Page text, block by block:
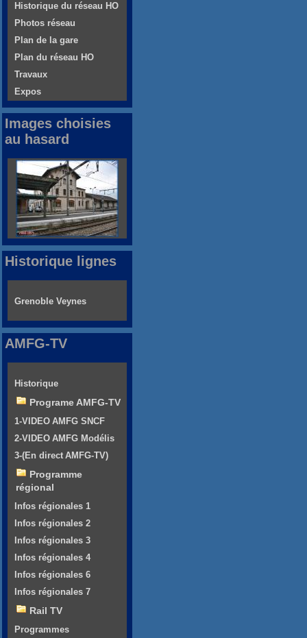
Historique du réseau HO
Photos réseau
Plan de la gare
Plan du réseau HO
Travaux
Expos
Images choisies
au hasard
Historique lignes
Grenoble Veynes
AMFG-TV
Historique
Programe AMFG-TV
1-VIDEO AMFG SNCF
2-VIDEO AMFG Modélis
3-(En direct AMFG-TV)
Programme
régional
Infos régionales 1
Infos régionales 2
Infos régionales 3
Infos régionales 4
Infos régionales 6
Infos régionales 7
Rail TV
Programmes